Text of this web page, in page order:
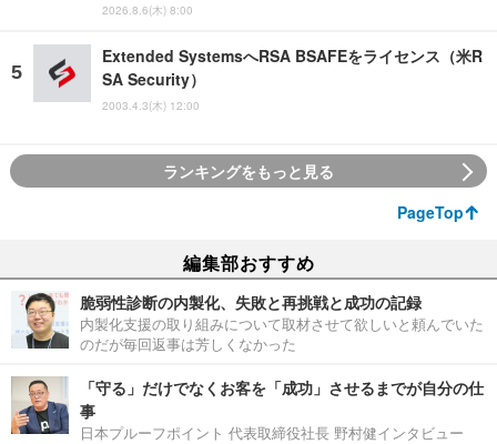
2026.8.6(木) 8:00
Extended SystemsへRSA BSAFEをライセンス（米R
SA Security）
2003.4.3(木) 12:00
ランキングをもっと見る
PageTop
編集部おすすめ
脆弱性診断の内製化、失敗と再挑戦と成功の記録
内製化支援の取り組みについて取材させて欲しいと頼んでいた
のだが毎回返事は芳しくなかった
「守る」だけでなくお客を「成功」させるまでが自分の仕
事
日本プルーフポイント 代表取締役社長 野村健インタビュー